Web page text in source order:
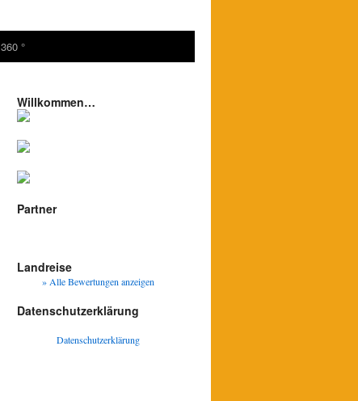
360 °
Willkommen…
Partner
Landreise
» Alle Bewertungen anzeigen
Datenschutzerklärung
Datenschutzerklärung